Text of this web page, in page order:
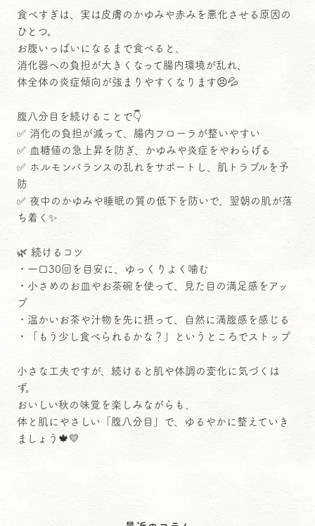
食べすぎは、実は皮膚のかゆみや赤みを悪化させる原因の
ひとつ。
お腹いっぱいになるまで食べると、
消化器への負担が大きくなって腸内環境が乱れ、
体全体の炎症傾向が強まりやすくなります😣💦
腹八分目を続けることで👇
✅ 消化の負担が減って、腸内フローラが整いやすい
✅ 血糖値の急上昇を防ぎ、かゆみや炎症をやわらげる
✅ ホルモンバランスの乱れをサポートし、肌トラブルを予
防
✅ 夜中のかゆみや睡眠の質の低下を防いで、翌朝の肌が落
ち着く✨
🌿 続けるコツ
・一口30回を目安に、ゆっくりよく噛む
・小さめのお皿やお茶碗を使って、見た目の満足感をアッ
プ
・温かいお茶や汁物を先に摂って、自然に満腹感を感じる
・「もう少し食べられるかな？」というところでストップ
小さな工夫ですが、続けると肌や体調の変化に気づくは
ず。
おいしい秋の味覚を楽しみながらも、
体と肌にやさしい「腹八分目」で、ゆるやかに整えていき
ましょう🍁💛